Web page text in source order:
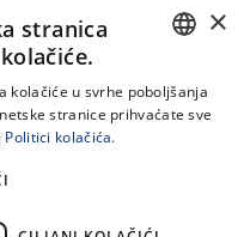
CROATIAN
×
stranica
kolačiće u svrhe poboljšanja
stranice prihvaćate sve
Politici kolačića.